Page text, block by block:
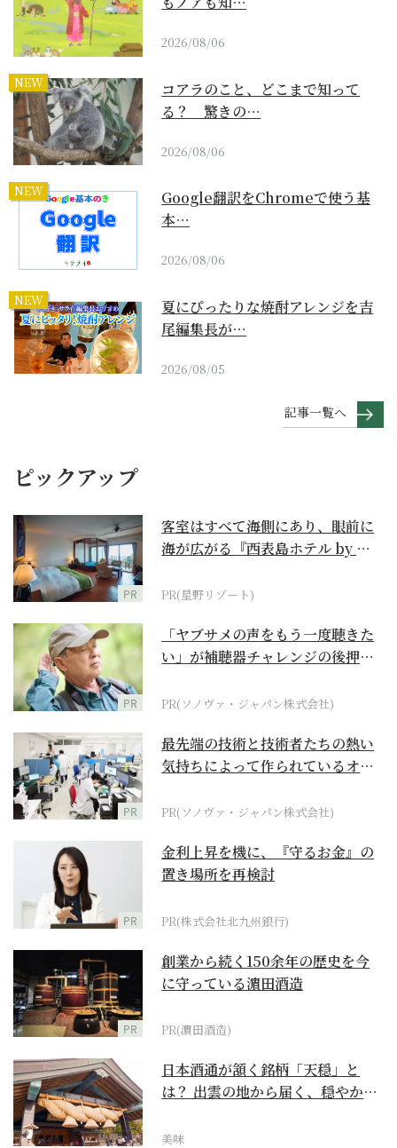
2026/08/06
NEW
コアラのこと、どこまで知って
る？ 驚きの…
2026/08/06
NEW
Google翻訳をChromeで使う基
本…
2026/08/06
NEW
夏にぴったりな焼酎アレンジを吉
尾編集長が…
2026/08/05
記事一覧へ
ピックアップ
PR
客室はすべて海側にあり、眼前に
海が広がる『西表島ホテル by 星
PR(星野リゾート)
PR
「ヤブサメの声をもう一度聴きた
い」が補聴器チャレンジの後押し
PR(ソノヴァ・ジャパン株式会社)
PR
最先端の技術と技術者たちの熱い
気持ちによって作られているオー
PR(ソノヴァ・ジャパン株式会社)
PR
金利上昇を機に、『守るお金』の
置き場所を再検討
PR(株式会社北九州銀行)
PR
創業から続く150余年の歴史を今
に守っている濵田酒造
PR(濵田酒造)
日本酒通が頷く銘柄「天穏」と
は？ 出雲の地から届く、穏やかで
美味